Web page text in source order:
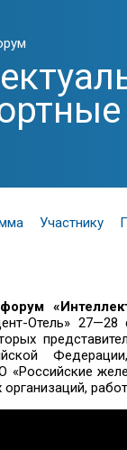
Участнику
Отель» 27—28
«Российские